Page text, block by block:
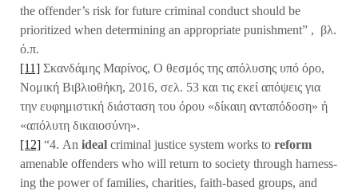
the offender’s risk for future criminal conduct should be
prioritized when determining an appropriate punishment” , βλ.
ό.π.
[11] Σκανδάμης Μαρίνος, Ο θεσμός της απόλυσης υπό όρο,
Νομική Βιβλιοθήκη, 2016, σελ. 53 και τις εκεί απόψεις για
την ευφημιστική διάσταση του όρου «δίκαιη ανταπόδοση» ή
«απόλυτη δικαιοσύνη».
[12] “4. An ideal criminal justice system works to reform
amenable offenders who will return to society through harness­
ing the power of families, charities, faith-based groups, and